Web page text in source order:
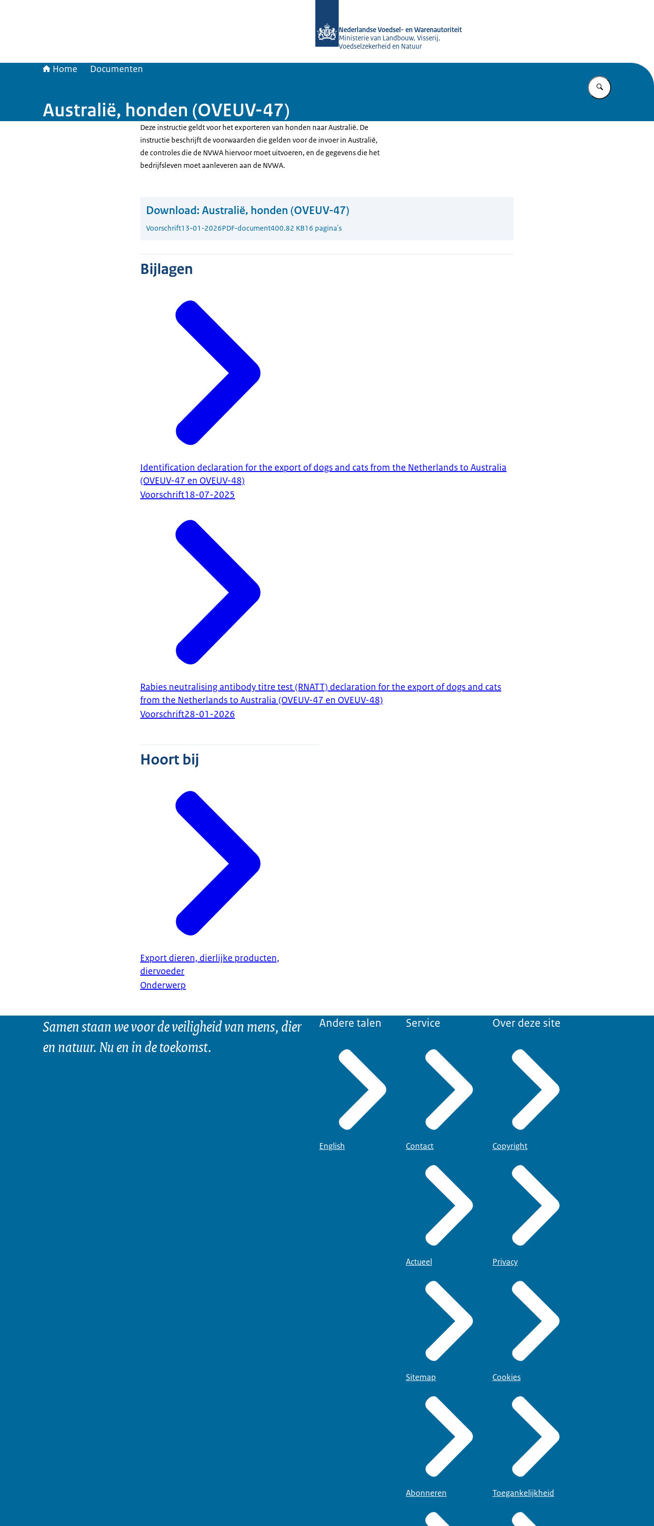
Nederlandse Voedsel- en Warenautoriteit
Ministerie van Landbouw, Visserij,
Voedselzekerheid en Natuur
Home Documenten
Vul in wat u
Australië, honden (OVEUV-47)
Deze instructie geldt voor het exporteren van honden naar Australië. De
instructie beschrijft de voorwaarden die gelden voor de invoer in Australië,
de controles die de NVWA hiervoor moet uitvoeren, en de gegevens die het
bedrijfsleven moet aanleveren aan de NVWA.
Download: Australië, honden (OVEUV-47)
Voorschrift13-01-2026PDF-document400.82 KB16 pagina's
Bijlagen
Identification declaration for the export of dogs and cats from the Netherlands to Australia
(OVEUV-47 en OVEUV-48)
Voorschrift18-07-2025
Rabies neutralising antibody titre test (RNATT) declaration for the export of dogs and cats
from the Netherlands to Australia (OVEUV-47 en OVEUV-48)
Voorschrift28-01-2026
Hoort bij
Export dieren, dierlijke producten,
diervoeder
Onderwerp
Samen staan we voor de veiligheid van mens, dier
en natuur. Nu en in de toekomst.
Andere talen
English
Service
Contact
Actueel
Sitemap
Abonneren
Over deze site
Copyright
Privacy
Cookies
Toegankelijkheid